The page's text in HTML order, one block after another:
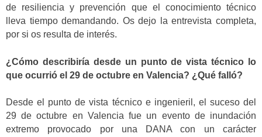
de resiliencia y prevención que el conocimiento técnico
lleva tiempo demandando. Os dejo la entrevista completa,
por si os resulta de interés.
¿Cómo describiría desde un punto de vista técnico lo
que ocurrió el 29 de octubre en Valencia? ¿Qué falló?
Desde el punto de vista técnico e ingenieril, el suceso del
29 de octubre en Valencia fue un evento de inundación
extremo provocado por una DANA con un carácter